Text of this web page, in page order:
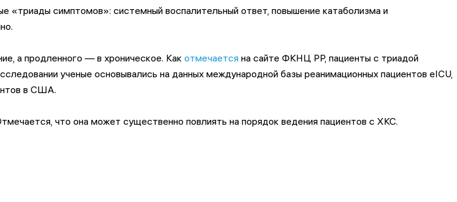
«триады симптомов»: системный воспалительный ответ, повышение катаболизма и
а продленного — в хроническое. Как отмечается на сайте ФКНЦ РР, пациенты с триадой
ученые основывались на данных международной базы реанимационных пациентов eICU,
в США.
что она может существенно повлиять на порядок ведения пациентов с ХКС.